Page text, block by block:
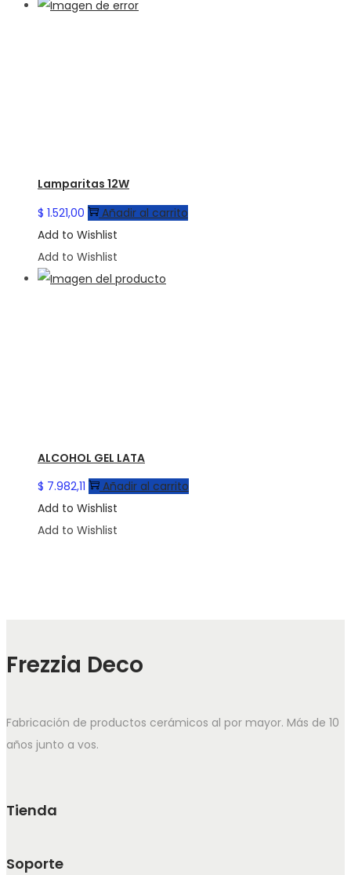
Lamparitas 12W
$ 1.521,00
Añadir al carrito
Add to Wishlist
Add to Wishlist
ALCOHOL GEL LATA
$ 7.982,11
Añadir al carrito
Add to Wishlist
Add to Wishlist
Frezzia Deco
Fabricación de productos cerámicos al por mayor. Más de 10
años junto a vos.
Tienda
Soporte